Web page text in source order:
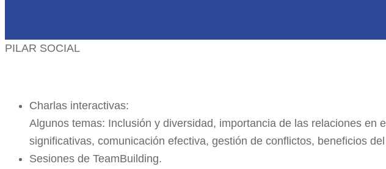
PILAR SOCIAL
Charlas interactivas:
Algunos temas: Inclusión y diversidad, importancia de las relaciones
significativas, comunicación efectiva, gestión de conflictos, beneficios
Sesiones de TeamBuilding.